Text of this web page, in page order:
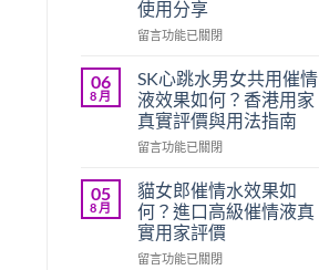
用
催
液
評
價
如
何？
港
用
家
真
實
使用分享
在
滴
歡
偉
姐
春
效
果
如
何？
女
留言功能已關閉
06
8 月
SK心跳水男女共用催情
液效果如何？香港用家
真實評價與用法指南
在
心
跳
水
男
女
留言功能已關閉
05
8 月
貓女郎催情水效果如
何？進口高級催情液真
實用家評價
在
留言功能已關閉